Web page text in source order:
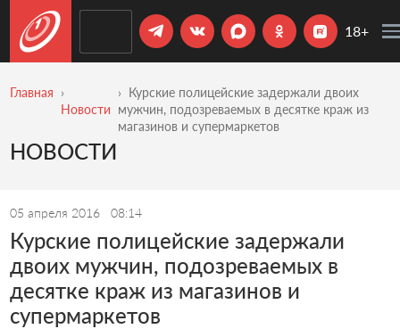
18+
Главная
Новости
Курские полицейские задержали двоих
мужчин, подозреваемых в десятке краж из
магазинов и супермаркетов
НОВОСТИ
05 апреля 2016 08:14
Курские полицейские задержали
двоих мужчин, подозреваемых в
десятке краж из магазинов и
супермаркетов